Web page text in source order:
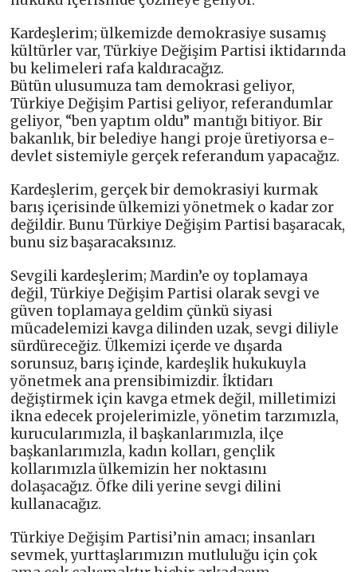
Kardeşlerim; ülkemizde demokrasiye susamış
kültürler var, Türkiye Değişim Partisi iktidarında
bu kelimeleri rafa kaldıracağız.
Bütün ulusumuza tam demokrasi geliyor,
Türkiye Değişim Partisi geliyor, referandumlar
geliyor, “ben yaptım oldu” mantığı bitiyor. Bir
bakanlık, bir belediye hangi proje üretiyorsa e-
devlet sistemiyle gerçek referandum yapacağız.
Kardeşlerim, gerçek bir demokrasiyi kurmak
barış içerisinde ülkemizi yönetmek o kadar zor
değildir. Bunu Türkiye Değişim Partisi başaracak,
bunu siz başaracaksınız.
Sevgili kardeşlerim; Mardin’e oy toplamaya
değil, Türkiye Değişim Partisi olarak sevgi ve
güven toplamaya geldim çünkü siyasi
mücadelemizi kavga dilinden uzak, sevgi diliyle
sürdüreceğiz. Ülkemizi içerde ve dışarda
sorunsuz, barış içinde, kardeşlik hukukuyla
yönetmek ana prensibimizdir. İktidarı
değiştirmek için kavga etmek değil, milletimizi
ikna edecek projelerimizle, yönetim tarzımızla,
kurucularımızla, il başkanlarımızla, ilçe
başkanlarımızla, kadın kolları, gençlik
kollarımızla ülkemizin her noktasını
dolaşacağız. Öfke dili yerine sevgi dilini
kullanacağız.
Türkiye Değişim Partisi’nin amacı; insanları
sevmek, yurttaşlarımızın mutluluğu için çok